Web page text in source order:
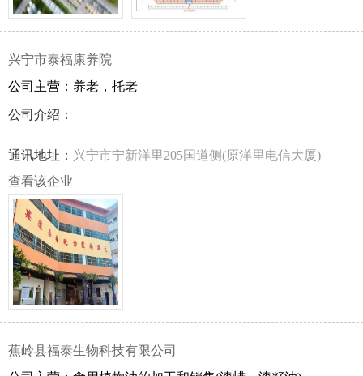
兴宁市泰福康养院
公司主营：养老，托老
公司介绍：
通讯地址： 兴宁市宁新洋里205国道侧(原洋里电信大厦)
查看该企业
蕉岭县福泰生物科技有限公司